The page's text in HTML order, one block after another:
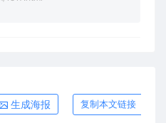
生成海报 复制本文链接